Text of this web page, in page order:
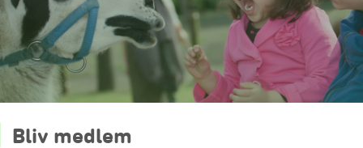
GREEN TOURISM ORGANIZATION
GREEN CAMPING
Bliv medlem